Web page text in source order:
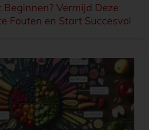
Beginnen? Vermijd Deze
Fouten en Start Succesvol